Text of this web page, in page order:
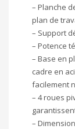
– Planche
plan de
– Support
– Potence
– Base en
cadre en
facilement
– 4 roues
–